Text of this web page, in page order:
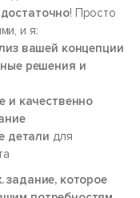
! Просто
и я:
вашей концепции
решения и
и качественно
детали для
задание, которое